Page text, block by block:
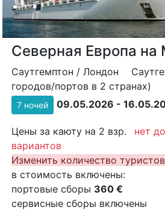
Северная Европа на
Саутгемптон / Лондон
городов/портов в 2 странах)
7 ночей 09.05.2026 -
Цены за каюту на 2 взр.
нет
вариантов
Изменить количество туристов
в стоимость включены:
портовые сборы 360 €
сервисные сборы включены